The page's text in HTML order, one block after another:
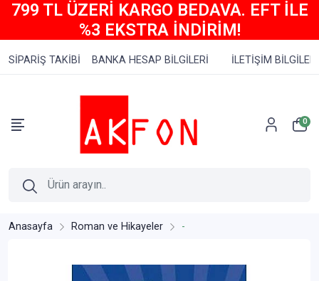
799 TL ÜZERİ KARGO BEDAVA. EFT İLE
%3 EKSTRA İNDİRİM!
SİPARİŞ TAKİBİ BANKA HESAP BİLGİLERİ İLETİŞİM BİLGİLERİ
0
Anasayfa Roman ve Hikayeler -